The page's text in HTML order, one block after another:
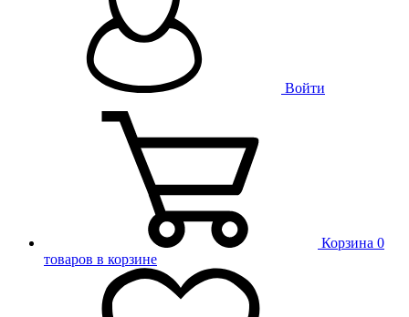
Войти
Корзина 0
товаров в корзине